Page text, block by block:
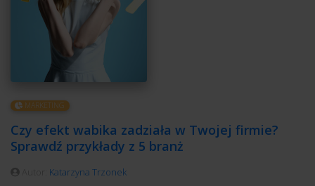
MARKETING
Czy efekt wabika zadziała w Twojej firmie?
Sprawdź przykłady z 5 branż
Katarzyna Trzonek